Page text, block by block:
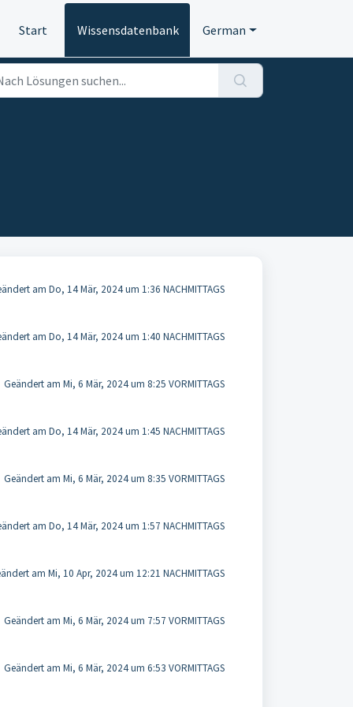
Start
Wissensdatenbank German
am Do, 14 Mär, 2024 um 1:36 NACHMITTAGS
am Do, 14 Mär, 2024 um 1:40 NACHMITTAGS
Geändert am Mi, 6 Mär, 2024 um 8:25 VORMITTAGS
am Do, 14 Mär, 2024 um 1:45 NACHMITTAGS
Geändert am Mi, 6 Mär, 2024 um 8:35 VORMITTAGS
am Do, 14 Mär, 2024 um 1:57 NACHMITTAGS
am Mi, 10 Apr, 2024 um 12:21 NACHMITTAGS
Geändert am Mi, 6 Mär, 2024 um 7:57 VORMITTAGS
Geändert am Mi, 6 Mär, 2024 um 6:53 VORMITTAGS